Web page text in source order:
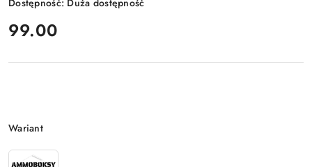
Dostępność: Duża dostępność
cena:
99.00
Wariant
Wariant